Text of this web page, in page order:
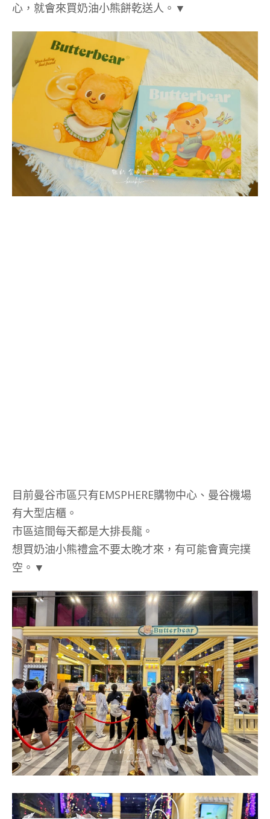
心，就會來買奶油小熊餅乾送人。▼
目前曼谷市區只有EMSPHERE購物中心、曼谷機場
有大型店櫃。
市區這間每天都是大排長龍。
想買奶油小熊禮盒不要太晚才來，有可能會賣完撲
空。▼